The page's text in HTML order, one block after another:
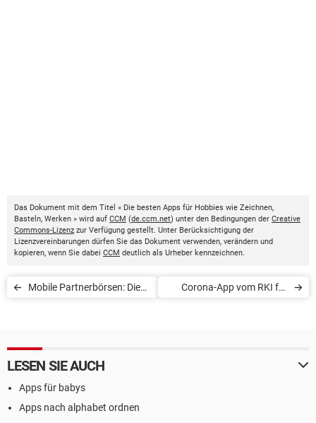
Das Dokument mit dem Titel « Die besten Apps für Hobbies wie Zeichnen,
Basteln, Werken » wird auf CCM (de.ccm.net) unter den Bedingungen der Creative
Commons-Lizenz zur Verfügung gestellt. Unter Berücksichtigung der
Lizenzvereinbarungen dürfen Sie das Dokument verwenden, verändern und
kopieren, wenn Sie dabei CCM deutlich als Urheber kennzeichnen.
Mobile Partnerbörsen: Die
Corona-App vom RKI für
LESEN SIE AUCH
Apps für babys
Apps nach alphabet ordnen